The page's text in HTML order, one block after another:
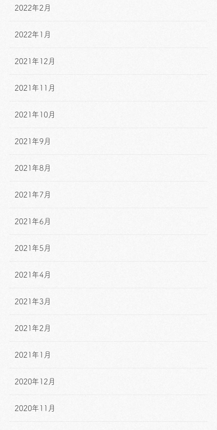
2022年2月
2022年1月
2021年12月
2021年11月
2021年10月
2021年9月
2021年8月
2021年7月
2021年6月
2021年5月
2021年4月
2021年3月
2021年2月
2021年1月
2020年12月
2020年11月